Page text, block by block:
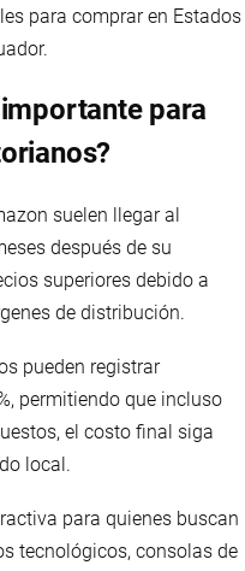
para comprar en Estados
para
suelen llegar al
después de su
superiores debido a
de distribución.
pueden registrar
permitiendo que incluso
el costo final siga
local.
para quienes buscan
tecnológicos, consolas de